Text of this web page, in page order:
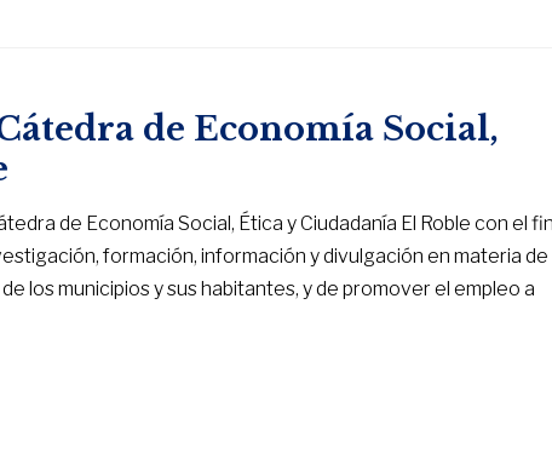
de Economía Social,
de Economía Social, Ética y Ciudadanía El Roble con el
formación, información y divulgación en materia de
los municipios y sus habitantes, y de promover el empleo a